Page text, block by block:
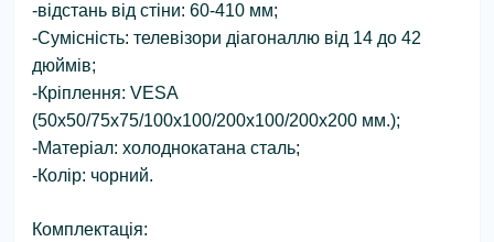
-відстань від стіни: 60-410 мм;
-Сумісність: телевізори діагоналлю від 14 до 42
дюймів;
-Кріплення: VESA
(50x50/75x75/100x100/200x100/200x200 мм.);
-Матеріал: холоднокатана сталь;
-Колір: чорний.
Комплектація: